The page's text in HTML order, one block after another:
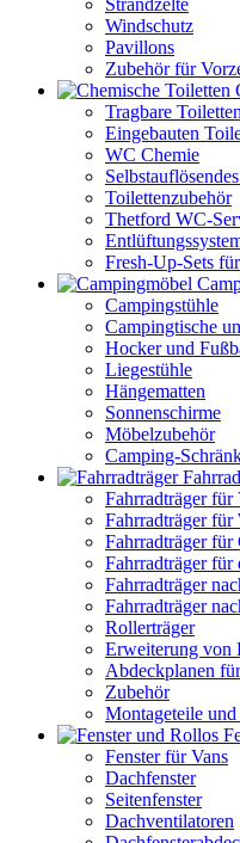
Strandzelte
Windschutz
Pavillons
Zubehör für
Tragbare Toiletten
Eingebauten
WC Chemie
Toilettenzubehör
Thetford WC-
Fresh-Up-Sets
Campingstühle
Campingtische
Hocker und
Liegestühle
Hängematten
Sonnenschirme
Möbelzubehör
Camping-
Fahrradträger für
Fahrradträger für
Fahrradträger für
Fahrradträger
Fahrradträger
Fahrradträger
Rollerträger
Erweiterung von
Abdeckplanen
Zubehör
Montageteile und
Fenster für Vans
Dachfenster
Seitenfenster
Dachventilatoren